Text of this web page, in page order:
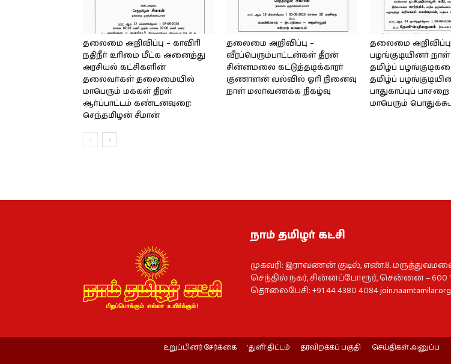
தலைமை அறிவிப்பு – காவிரி
நதிநீர் உரிமை மீட்க அனைத்து
அரசியல் கட்சிகளின்
தலைவர்கள் தலைமையில்
மாபெரும் மக்கள் திரள்
ஆர்ப்பாட்டம் கண்டனவுரை:
செந்தமிழன் சீமான்
தலைமை அறிவிப்பு –
வீரப்பெரும்பாட்டன்கள் தீரன்
சின்னமலை கட்டுத்தடிக்காரர்
குணாளன் வல்வில் ஓரி நினைவு
நாள் மலர்வணக்க நிகழ்வு
தலைமை
பழங்குடியினர்
தமிழ்ப்
தமிழ்ப்
பாதுகாப்புப்
மாபெரும்
நாம் தமிழர் கட்சி
முகவரி: இராவணன் குடில், எண்.8.
செந்தில் நகர், சின்னப்போரூர், சென்னை – 600
தொலைபேசி: +91 44 4380 4084join.naamtamilar.org
உறுப்பினர் சேர்க்கை ‘துளி’ திட்டம் தரவிறக்கப் பகுதி செய்திகள் அனுப்ப